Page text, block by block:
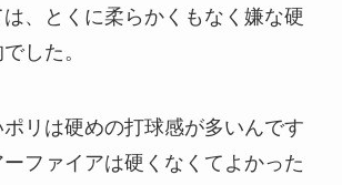
、とくに柔らかくもなく嫌な硬
した。
リは硬めの打球感が多いんです
ファイアは硬くなくてよかった